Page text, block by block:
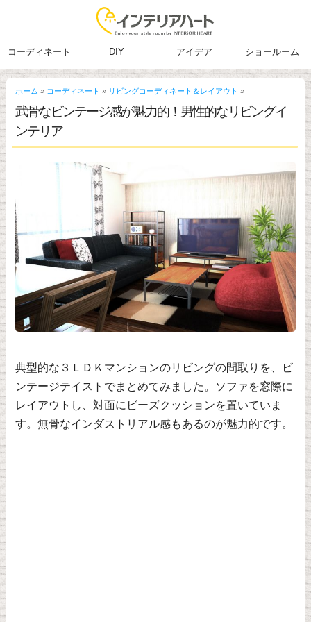
コーディネート DIY アイデア ショールーム
ホーム » コーディネート » リビングコーディネート＆レイアウト »
武骨なビンテージ感が魅力的！男性的なリビングイ
ンテリア
典型的な３ＬＤＫマンションのリビングの間取りを、ビ
ンテージテイストでまとめてみました。ソファを窓際に
レイアウトし、対面にビーズクッションを置いていま
す。無骨なインダストリアル感もあるのが魅力的です。